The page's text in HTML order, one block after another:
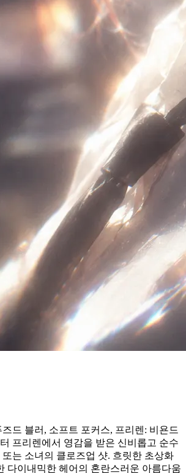
드 블러, 소프트 포커스, 프리렌: 비욘드
프리렌에서 영감을 받은 신비롭고 순수
는 소녀의 클로즈업 샷. 흐릿한 초상화
다이내믹한 헤어의 혼란스러운 아름다움